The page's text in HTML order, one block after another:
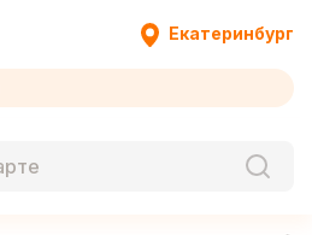
Екатеринбург